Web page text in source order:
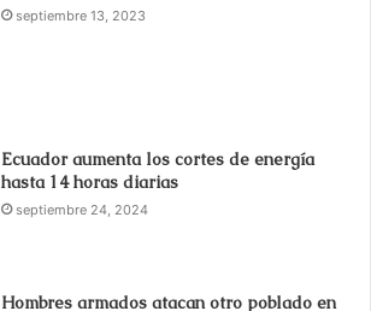
septiembre 13, 2023
Ecuador aumenta los cortes de energía
hasta 14 horas diarias
septiembre 24, 2024
Hombres armados atacan otro poblado en